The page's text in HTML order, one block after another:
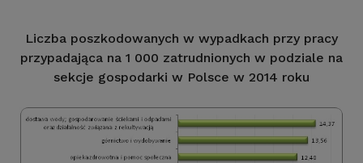
Liczba poszkodowanych w wypadkach przy pracy
przypadająca na 1 000 zatrudnionych w podziale na
sekcje gospodarki w Polsce w 2014 roku